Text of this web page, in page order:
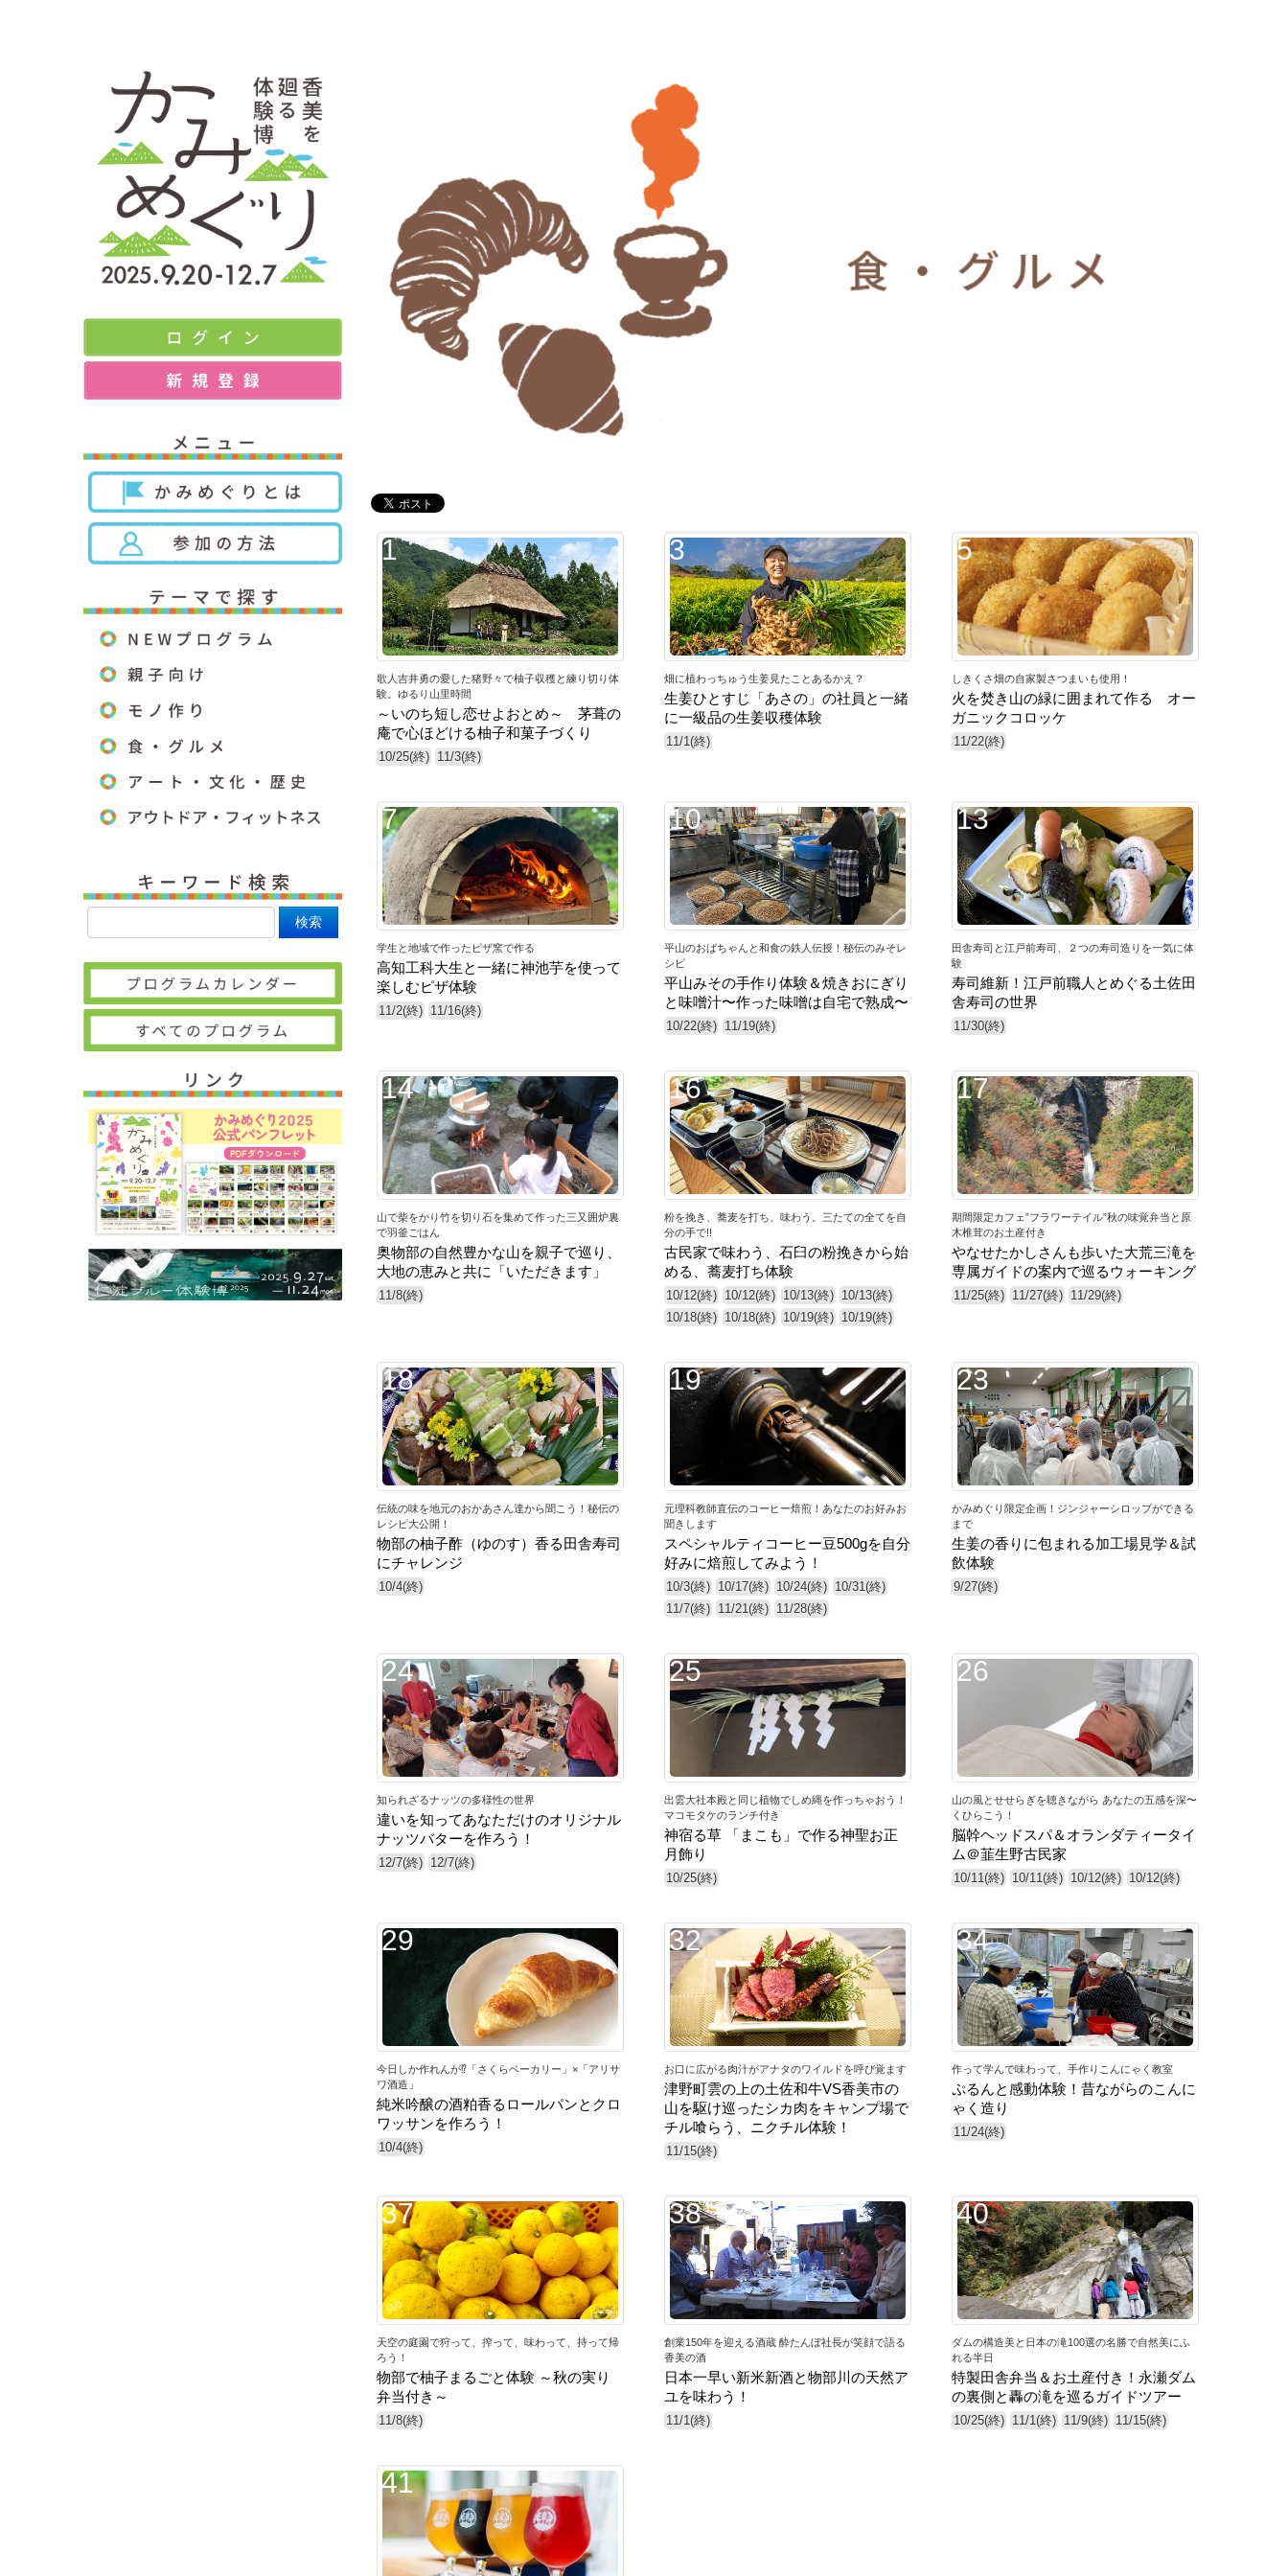
1
歌人吉井勇の愛した猪野々で柚子収穫と練り切り体
験。ゆるり山里時間
～いのち短し恋せよおとめ～ 茅葺の
庵で心ほどける柚子和菓子づくり
10/25(終) 11/3(終)
3
畑に植わっちゅう生姜見たことあるかえ？
生姜ひとすじ「あさの」の社員と一緒
に一級品の生姜収穫体験
11/1(終)
5
しきくさ畑の自家製さつまいも使用！
火を焚き山の緑に囲まれて作る オー
ガニックコロッケ
11/22(終)
7
学生と地域で作ったピザ窯で作る
高知工科大生と一緒に神池芋を使って
楽しむピザ体験
11/2(終) 11/16(終)
10
平山のおばちゃんと和食の鉄人伝授！秘伝のみそレ
シピ
平山みその手作り体験＆焼きおにぎり
と味噌汁〜作った味噌は自宅で熟成〜
10/22(終) 11/19(終)
13
田舎寿司と江戸前寿司、２つの寿司造りを一気に体
験
寿司維新！江戸前職人とめぐる土佐田
舎寿司の世界
11/30(終)
14
山で柴をかり竹を切り石を集めて作った三又囲炉裏
で羽釜ごはん
奥物部の自然豊かな山を親子で巡り、
大地の恵みと共に「いただきます」
11/8(終)
16
粉を挽き、蕎麦を打ち、味わう。三たての全てを自
分の手で!!
古民家で味わう、石臼の粉挽きから始
める、蕎麦打ち体験
10/12(終) 10/12(終) 10/13(終) 10/13(終)
10/18(終) 10/18(終) 10/19(終) 10/19(終)
17
期間限定カフェ”フラワーテイル”秋の味覚弁当と原
木椎茸のお土産付き
やなせたかしさんも歩いた大荒三滝を
専属ガイドの案内で巡るウォーキング
11/25(終) 11/27(終) 11/29(終)
18
伝統の味を地元のおかあさん達から聞こう！秘伝の
レシピ大公開！
物部の柚子酢（ゆのす）香る田舎寿司
にチャレンジ
10/4(終)
19
元理科教師直伝のコーヒー焙煎！あなたのお好みお
聞きします
スペシャルティコーヒー豆500gを自分
好みに焙煎してみよう！
10/3(終) 10/17(終) 10/24(終) 10/31(終)
11/7(終) 11/21(終) 11/28(終)
23
かみめぐり限定企画！ジンジャーシロップができる
まで
生姜の香りに包まれる加工場見学＆試
飲体験
9/27(終)
24
知られざるナッツの多様性の世界
違いを知ってあなただけのオリジナル
ナッツバターを作ろう！
12/7(終) 12/7(終)
25
出雲大社本殿と同じ植物でしめ縄を作っちゃおう！
マコモタケのランチ付き
神宿る草 「まこも」で作る神聖お正
月飾り
10/25(終)
26
山の風とせせらぎを聴きながら あなたの五感を深〜
くひらこう！
脳幹ヘッドスパ＆オランダティータイ
ム＠韮生野古民家
10/11(終) 10/11(終) 10/12(終) 10/12(終)
29
今日しか作れんが⁉︎「さくらベーカリー」×「アリサ
ワ酒造」
純米吟醸の酒粕香るロールパンとクロ
ワッサンを作ろう！
10/4(終)
32
お口に広がる肉汁がアナタのワイルドを呼び覚ます
津野町雲の上の土佐和牛VS香美市の
山を駆け巡ったシカ肉をキャンプ場で
チル喰らう、ニクチル体験！
11/15(終)
34
作って学んで味わって、手作りこんにゃく教室
ぷるんと感動体験！昔ながらのこんに
ゃく造り
11/24(終)
37
天空の庭園で狩って、搾って、味わって、持って帰
ろう！
物部で柚子まるごと体験 ～秋の実り
弁当付き～
11/8(終)
38
創業150年を迎える酒蔵 酔たんぼ社長が笑顔で語る
香美の酒
日本一早い新米新酒と物部川の天然ア
ユを味わう！
11/1(終)
40
ダムの構造美と日本の滝100選の名勝で自然美にふ
れる半日
特製田舎弁当＆お土産付き！永瀬ダム
の裏側と轟の滝を巡るガイドツアー
10/25(終) 11/1(終) 11/9(終) 11/15(終)
41